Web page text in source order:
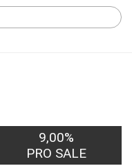
9,00%
PRO SALE